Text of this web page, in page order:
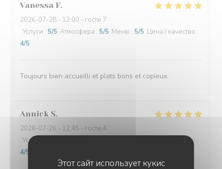
Этот сайт использует кукис
Vanessa F
2026-07-28 - 12:00 - гости 7
Услуги : 5/5 Атмосфера : 5/5 Меню : 5/5 Цена / качество :
4/5
Toujours bien accueilli et plats bons et copieux.
Annick S
2026-07-26 - 12:45 - гости 4
Услуги
Цена / качество :
4/5